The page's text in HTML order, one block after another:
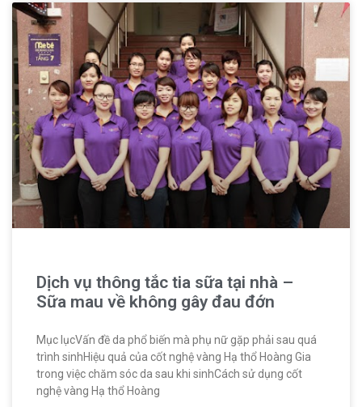
Dịch vụ thông tắc tia sữa tại nhà –
Sữa mau về không gây đau đớn
Mục lụcVấn đề da phổ biến mà phụ nữ gặp phải sau quá
trình sinhHiệu quả của cốt nghệ vàng Hạ thổ Hoàng Gia
trong việc chăm sóc da sau khi sinhCách sử dụng cốt
nghệ vàng Hạ thổ Hoàng